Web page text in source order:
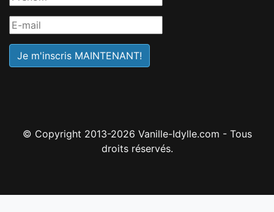
© Copyright 2013-2026 Vanille-Idylle.com - Tous
droits réservés.